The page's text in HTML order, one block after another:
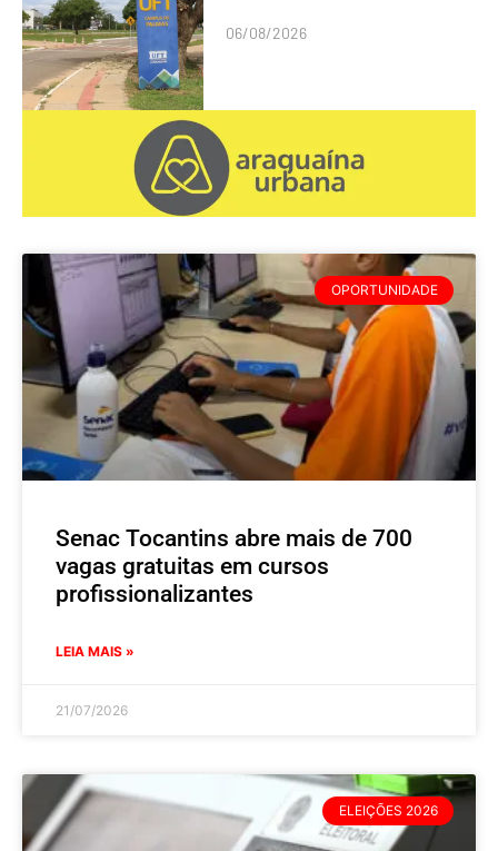
06/08/2026
OPORTUNIDADE
Senac Tocantins abre mais de 700
vagas gratuitas em cursos
profissionalizantes
LEIA MAIS »
21/07/2026
ELEIÇÕES 2026